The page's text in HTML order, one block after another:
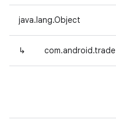
java.lang.Object
↳